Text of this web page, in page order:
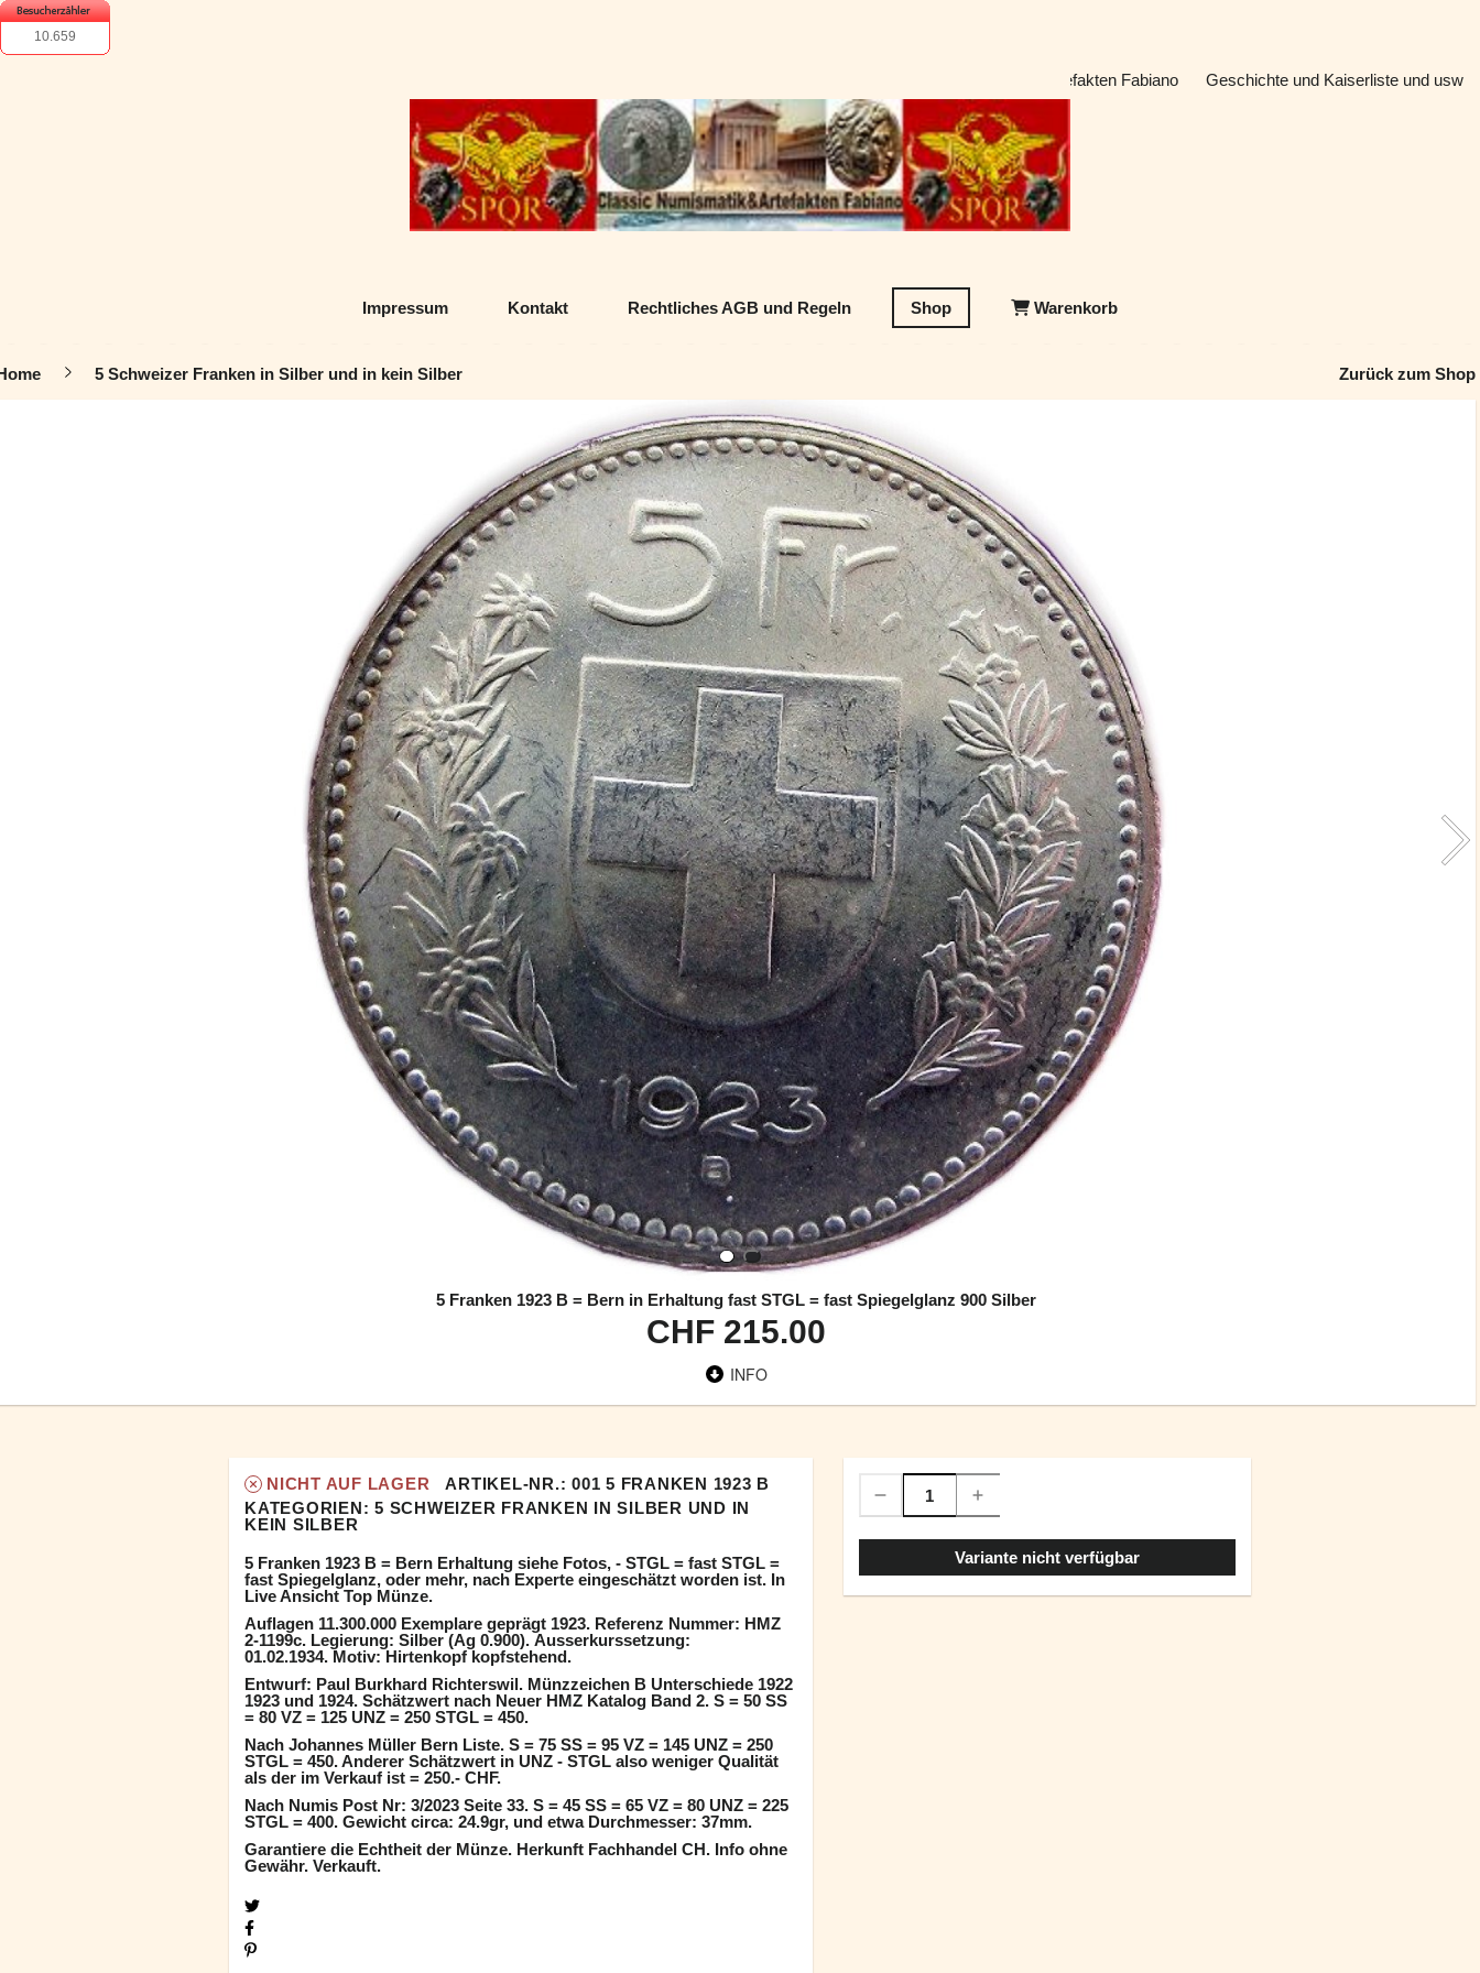
10.659
Classic Numismatik & Artefakten Fabiano Geschichte und Kaiserliste und usw
Impressum Kontakt Rechtliches AGB und Regeln Shop Warenkorb
5 Schweizer Franken in Silber und in kein Silber Zurück zum Shop
5 Franken 1923 B = Bern in Erhaltung fast STGL = fast Spiegelglanz 900 Silber
CHF 215.00
INFO
NICHT AUF LAGER
ARTIKEL-NR.: 001 5 FRANKEN 1923 B
KATEGORIEN: 5 SCHWEIZER FRANKEN IN SILBER UND IN
KEIN SILBER
5 Franken 1923 B = Bern Erhaltung siehe Fotos, - STGL = fast STGL =
fast Spiegelglanz, oder mehr, nach Experte eingeschätzt worden ist. In
Live Ansicht Top Münze.
Auflagen 11.300.000 Exemplare geprägt 1923. Referenz Nummer: HMZ
2-1199c. Legierung: Silber (Ag 0.900). Ausserkurssetzung:
01.02.1934. Motiv: Hirtenkopf kopfstehend.
Entwurf: Paul Burkhard Richterswil. Münzzeichen B Unterschiede 1922
1923 und 1924. Schätzwert nach Neuer HMZ Katalog Band 2. S = 50 SS
= 80 VZ = 125 UNZ = 250 STGL = 450.
Nach Johannes Müller Bern Liste. S = 75 SS = 95 VZ = 145 UNZ = 250
STGL = 450. Anderer Schätzwert in UNZ - STGL also weniger Qualität
als der im Verkauf ist = 250.- CHF.
Nach Numis Post Nr: 3/2023 Seite 33. S = 45 SS = 65 VZ = 80 UNZ = 225
STGL = 400. Gewicht circa: 24.9gr, und etwa Durchmesser: 37mm.
Garantiere die Echtheit der Münze. Herkunft Fachhandel CH. Info ohne
Gewähr. Verkauft.
Variante nicht verfügbar